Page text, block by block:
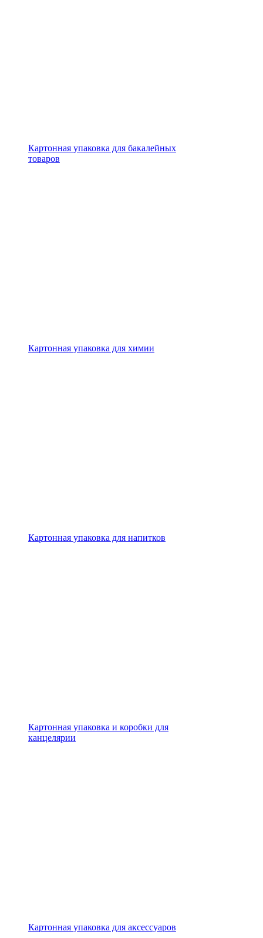
Картонная упаковка для бакалейных
товаров
Картонная упаковка для химии
Картонная упаковка для напитков
Картонная упаковка и коробки для
канцелярии
Картонная упаковка для аксессуаров